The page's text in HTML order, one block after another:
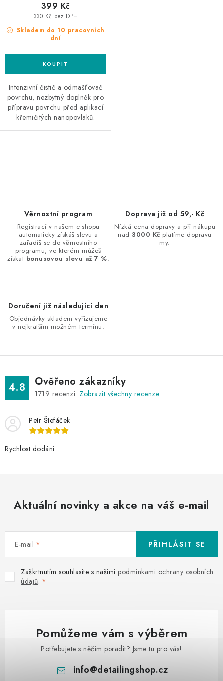
Skladem do 10 pracovních
dní
330 Kč bez DPH
399 Kč
Intenzivní čistič a odmašťovač
povrchu, nezbytný doplněk pro
přípravu povrchu před aplikací
křemičitých nanopovlaků.
p
k
y
p
s
u
Věrnostní program
Registrací v našem e-shopu
automaticky získáš slevu a
zařadíš se do věrnostního
programu, ve kterém můžeš
získat bonusovou slevu až 7 %.
Doprava již od 59,- Kč
Nízká cena dopravy a při nákupu
nad3000 Kč platíme dopravu
my.
Doručení již následující den
Objednávky skladem vyřizujeme
v nejkratším možném termínu.
4.8 Ověřeno zákazníky
1719 recenzí. Zobrazit všechny recenze
Petr Štefáček
Rychlost dodání
Aktuální novinky a akce na váš e-mail
E-mail
Zaškrtnutím souhlasíte s našimi podmínkami ochrany osobních
údajů.
PŘIHLÁSIT SE
Pomůžeme vám s výběrem
Potřebujete s něčím poradit? Jsme tu pro vás!
info@detailingshop.cz